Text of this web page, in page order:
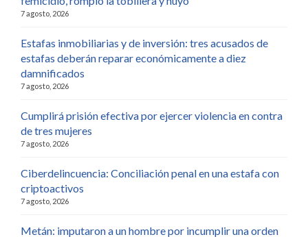
7 agosto, 2026
Estafas inmobiliarias y de inversión: tres acusados de
estafas deberán reparar económicamente a diez
damnificados
7 agosto, 2026
Cumplirá prisión efectiva por ejercer violencia en contra
de tres mujeres
7 agosto, 2026
Ciberdelincuencia: Conciliación penal en una estafa con
criptoactivos
7 agosto, 2026
Metán: imputaron a un hombre por incumplir una orden